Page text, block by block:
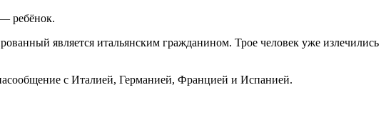
ребёнок.
является итальянским гражданином. Трое человек уже излечились
с Италией, Германией, Францией и Испанией.